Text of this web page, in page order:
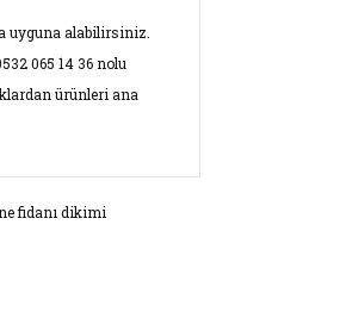
uyguna alabilirsiniz.
065 14 36 nolu
ürünleri ana
formunu
fidanı dikimi